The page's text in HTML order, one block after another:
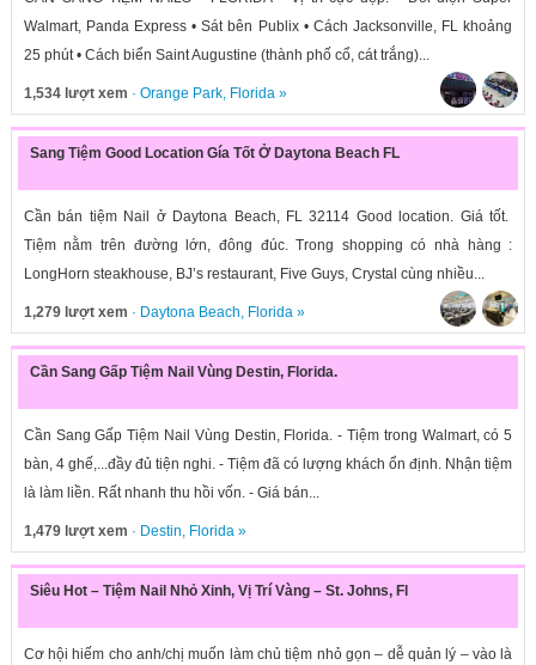
Walmart, Panda Express • Sát bên Publix • Cách Jacksonville, FL khoảng
25 phút • Cách biển Saint Augustine (thành phố cổ, cát trắng)...
1,534 lượt xem · Orange Park, Florida»
Sang Tiệm Good Location Gía Tốt Ở Daytona Beach FL
Cần bán tiệm Nail ở Daytona Beach, FL 32114 Good location. Giá tốt.
Tiệm nằm trên đường lớn, đông đúc. Trong shopping có nhà hàng :
LongHorn steakhouse, BJ’s restaurant, Five Guys, Crystal cùng nhiều...
1,279 lượt xem · Daytona Beach, Florida»
Cần Sang Gấp Tiệm Nail Vùng Destin, Florida.
Cần Sang Gấp Tiệm Nail Vùng Destin, Florida. - Tiệm trong Walmart, có 5
bàn, 4 ghế,...đầy đủ tiện nghi. - Tiệm đã có lượng khách ổn định. Nhận tiệm
là làm liền. Rất nhanh thu hồi vốn. - Giá bán...
1,479 lượt xem · Destin, Florida»
Siêu Hot – Tiệm Nail Nhỏ Xinh, Vị Trí Vàng – St. Johns, Fl
Cơ hội hiếm cho anh/chị muốn làm chủ tiệm nhỏ gọn – dễ quản lý – vào là